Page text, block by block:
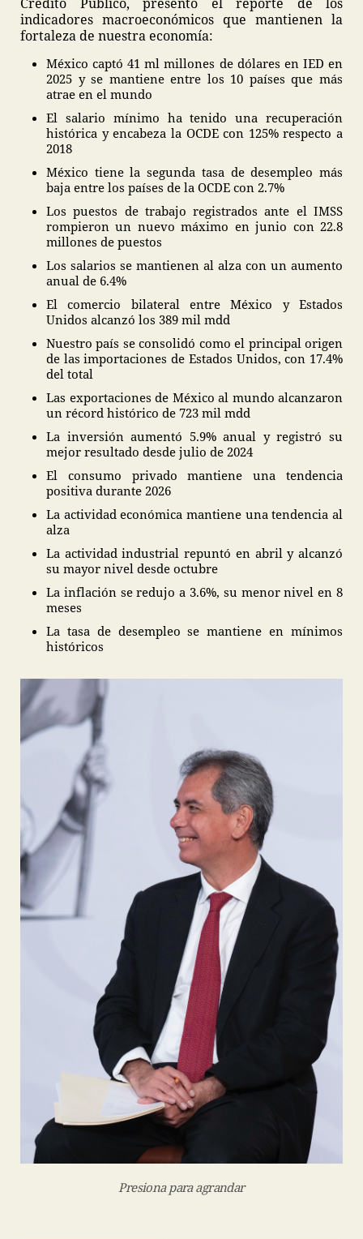
indicadores macroeconómicos que mantienen la
fortaleza de nuestra economía:
México captó 41 ml millones de dólares en IED en
2025 y se mantiene entre los 10 países que más
atrae en el mundo
El salario mínimo ha tenido una recuperación
histórica y encabeza la OCDE con 125% respecto a
2018
México tiene la segunda tasa de desempleo más
baja entre los países de la OCDE con 2.7%
Los puestos de trabajo registrados ante el IMSS
rompieron un nuevo máximo en junio con 22.8
millones de puestos
Los salarios se mantienen al alza con un aumento
anual de 6.4%
El comercio bilateral entre México y Estados
Unidos alcanzó los 389 mil mdd
Nuestro país se consolidó como el principal origen
de las importaciones de Estados Unidos, con 17.4%
del total
Las exportaciones de México al mundo alcanzaron
un récord histórico de 723 mil mdd
La inversión aumentó 5.9% anual y registró su
mejor resultado desde julio de 2024
El consumo privado mantiene una tendencia
positiva durante 2026
La actividad económica mantiene una tendencia al
alza
La actividad industrial repuntó en abril y alcanzó
su mayor nivel desde octubre
La inflación se redujo a 3.6%, su menor nivel en 8
meses
La tasa de desempleo se mantiene en mínimos
históricos
Presiona para agrandar